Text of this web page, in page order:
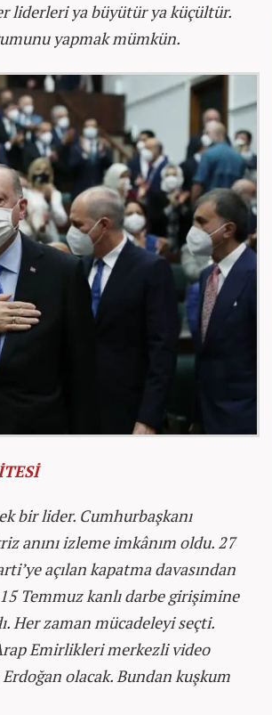
liderleri ya büyütür ya küçültür.
yapmak mümkün.
bir lider. Cumhurbaşkanı
anını izleme imkânım oldu. 27
açılan kapatma davasından
Temmuz kanlı darbe girişimine
Her zaman mücadeleyi seçti.
Emirlikleri merkezli video
olacak. Bundan kuşkum